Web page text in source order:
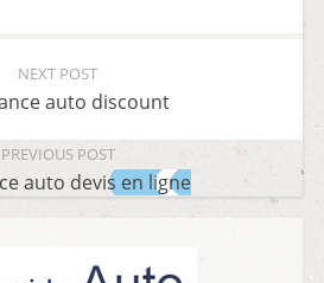
NEXT POST
auto discount
PREVIOUS POST
auto devis en ligne